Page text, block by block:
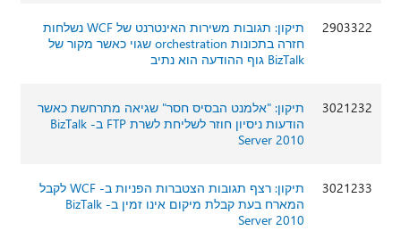
2903322
תיקון: תגובות משירות האינטרנט של WCF נשלחות
חזרה בתכונות orchestration שגוי כאשר מקור של
BizTalk גוף ההודעה הוא נתיב
3021232
תיקון: "אלמנט הבסיס חסר" שגיאה מתרחשת כאשר
הודעות ניסיון חוזר לשליחת לשרת FTP ב- BizTalk
Server 2010
3021233
תיקון: רצף תגובות הצטברות הפניות ב- WCF לקבל
המארח בעת קבלת מיקום אינו זמין ב- BizTalk
Server 2010